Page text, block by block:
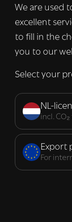
We are used
excellent
to fill in the
you to our
Select your
NL-
incl.
Export
For
met onze
die deze
van hun